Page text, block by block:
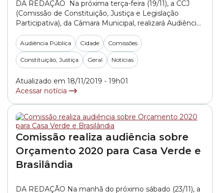
DA REDAÇÃO Na próxima terça-feira (19/11), a CCJ
(Comissão de Constituição, Justiça e Legislação
Participativa), da Câmara Municipal, realizará Audiência
Pública para debater o PL (Projeto de Lei) 240/2018,
do vereador Rinaldi Digilio (REPUBLICANOS). O
projeto sugere a criação do Programa Educação
Infantil para Todos, que pretende oferecer vagas em
Audiência Pública Cidade Comissões
Constituição, Justiça Geral Notícias
Atualizado em 18/11/2019 - 19h01
Acessar notícia
Comissão realiza audiência sobre
Orçamento 2020 para Casa Verde e
Brasilândia
DA REDAÇÃO Na manhã do próximo sábado (23/11), a